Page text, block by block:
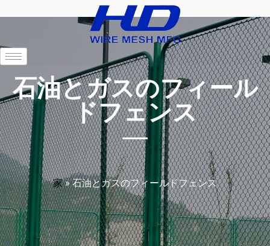
石油とガスのフィール
ドフェンス
家»石油とガスのフィールドフェンス